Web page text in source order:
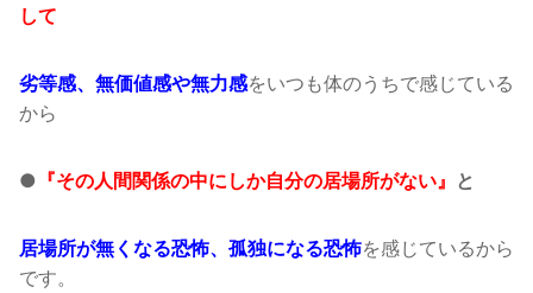
して
劣等感、無価値感や無力感をいつも体のうちで感じている
から
● 『その人間関係の中にしか自分の居場所がない』 と
居場所が無くなる恐怖、孤独になる恐怖を感じているから
です。